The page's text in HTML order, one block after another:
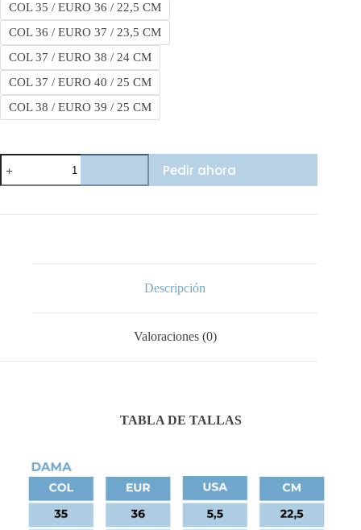
COL 35 / EURO 36 / 22,5 CM
COL 36 / EURO 37 / 23,5 CM
COL 37 / EURO 38 / 24 CM
COL 37 / EURO 40 / 25 CM
COL 38 / EURO 39 / 25 CM
Nike
Sb
Jumbo
Pedir ahora
Descripción
Valoraciones (0)
TABLA DE TALLAS